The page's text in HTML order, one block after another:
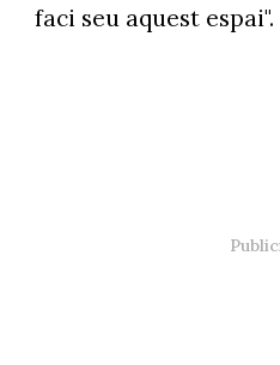
faci seu aquest espai".